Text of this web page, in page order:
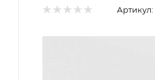
Артикул: